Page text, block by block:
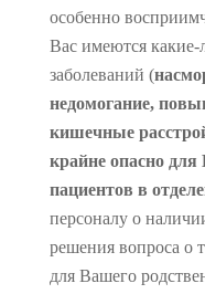
особенно
Вас имеются какие-
заболеваний (
недомогание,
кишечные
крайне опасно для
пациентов в
персоналу о
решения вопроса о
для Вашего